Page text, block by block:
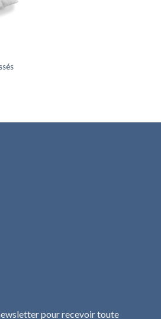
pour recevoir toute